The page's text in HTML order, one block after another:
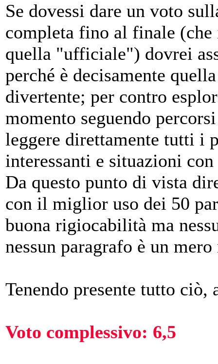
Se dovessi dare un voto
completa fino al finale
quella "ufficiale") dovrei
perché è decisamente
divertente; per contro
momento seguendo
leggere direttamente tutti i
interessanti e situazioni con
Da questo punto di vista
con il miglior uso dei 50
buona rigiocabilità ma
nessun paragrafo è un
Tenendo presente tutto ciò,
Voto complessivo: 6,5